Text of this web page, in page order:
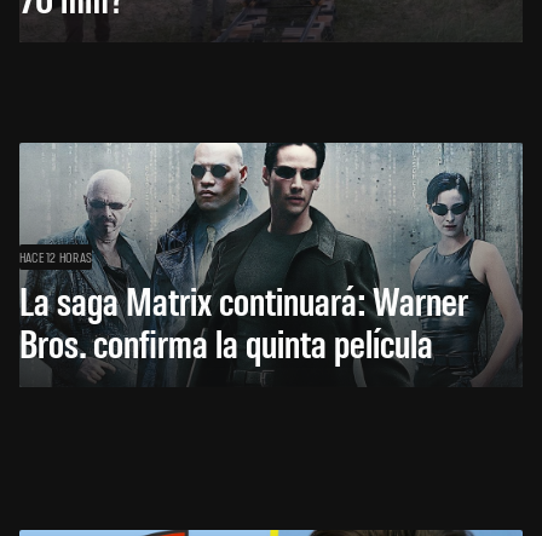
HACE 12 HORAS
La saga Matrix continuará: Warner
Bros. confirma la quinta película